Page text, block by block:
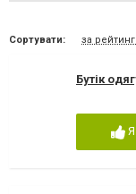
Сортувати: за
Бутік